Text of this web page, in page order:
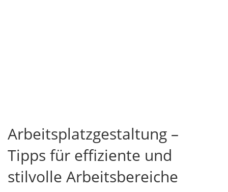
Arbeitsplatzgestaltung –
Tipps für effiziente und
stilvolle Arbeitsbereiche